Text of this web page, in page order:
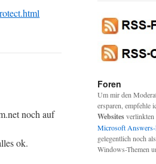
noch auf
ok.
Foren
Um mir den
ersparen, empfehle
Websites
Microsoft
gelegentlich noch
Windows-Themen